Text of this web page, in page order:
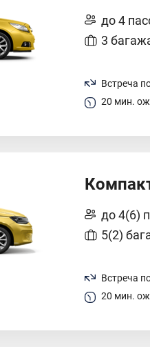
до 4
3
Встреча
20 мин.
до 4(6)
5(2)
Встреча
20 мин.